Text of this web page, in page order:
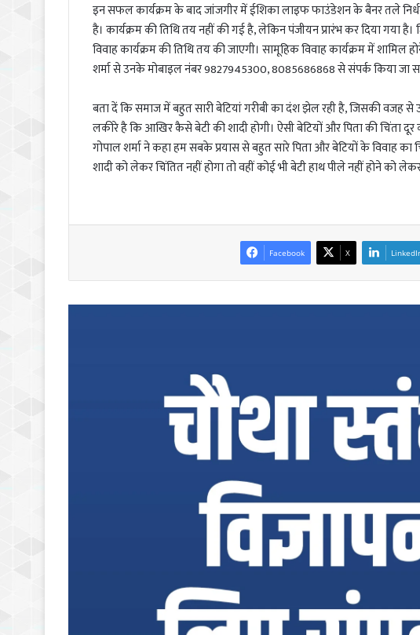
इन सफल कार्यक्रम के बाद जांजगीर में ईशिका लाइफ फाउंडेशन के बैनर तले
है। कार्यक्रम की तिथि तय नहीं की गई है, लेकिन पंजीयन प्रारंभ कर दिया गया
विवाह कार्यक्रम की तिथि तय की जाएगी। सामूहिक विवाह कार्यक्रम में
शर्मा से उनके मोबाइल नंबर 9827945300, 8085686868 से संपर्क किया जा
बता दें कि समाज में बहुत सारी बेटियां गरीबी का दंश झेल रही है, जिसकी वजह से
लकीरे है कि आखिर कैसे बेटी की शादी होगी। ऐसी बेटियों और पिता की चिंता
गोपाल शर्मा ने कहा हम सबके प्रयास से बहुत सारे पिता और बेटियों के विवाह का
शादी को लेकर चिंतित नहीं होगा तो वहीं कोई भी बेटी हाथ पीले नहीं होने को
Facebook X